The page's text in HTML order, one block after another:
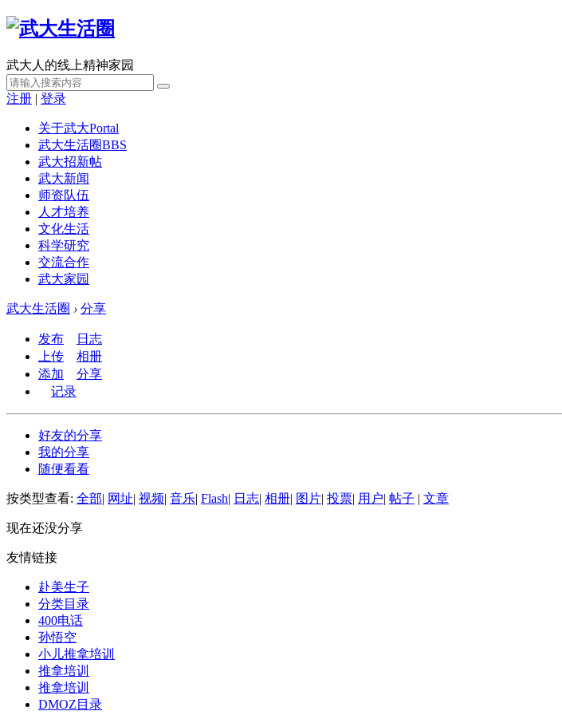
武大人的线上精神家园
注册 | 登录
关于武大Portal
武大生活圈BBS
武大招新帖
武大新闻
师资队伍
人才培养
文化生活
科学研究
交流合作
武大家园
武大生活圈 › 分享
发布
日志
上传
相册
添加
分享
记录
好友的分享
我的分享
随便看看
按类型查看: 全部| 网址| 视频| 音乐| Flash| 日志| 相册| 图片| 投票| 用户| 帖子 | 文章
现在还没分享
友情链接
赴美生子
分类目录
400电话
孙悟空
小儿推拿培训
推拿培训
推拿培训
DMOZ目录